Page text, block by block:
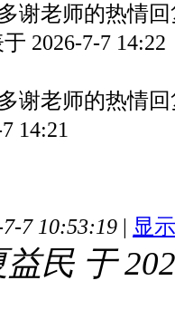
谢老师的热情
2026-7-7 14:22
谢老师的热情
14:21
7 10:53:19 | 显
民 于